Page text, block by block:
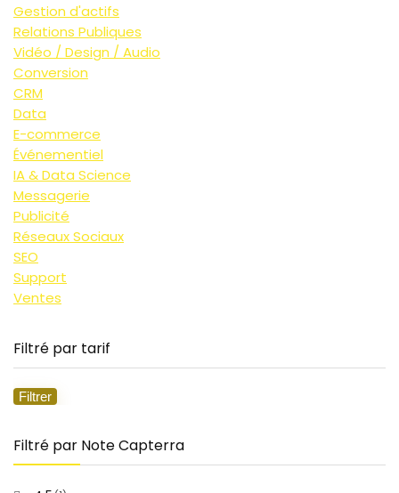
Gestion d'actifs
Relations Publiques
Vidéo / Design / Audio
Conversion
CRM
Data
E-commerce
Événementiel
IA & Data Science
Messagerie
Publicité
Réseaux Sociaux
SEO
Support
Ventes
Filtré par tarif
Filtrer
Filtré par Note Capterra